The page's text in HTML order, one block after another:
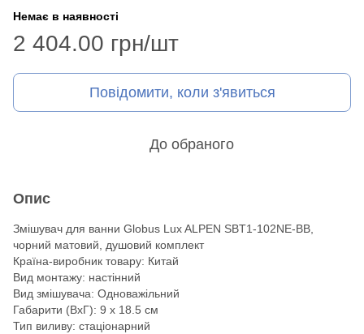
Немає в наявності
2 404.00 грн/шт
Повідомити, коли з'явиться
До обраного
Опис
Змішувач для ванни Globus Lux ALPEN SBT1-102NE-BB,
чорний матовий, душовий комплект
Країна-виробник товару: Китай
Вид монтажу: настінний
Вид змішувача: Одноважільний
Габарити (ВхГ): 9 х 18.5 см
Тип виливу: стаціонарний